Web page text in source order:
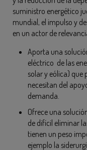
suministro energético
mundial, el impulso y
en un actor de
Aporta una
eléctrico de las
solar y eólica) que
necesitan del
demanda.
Ofrece una
de difícil eliminar
tienen un peso
ejemplo la